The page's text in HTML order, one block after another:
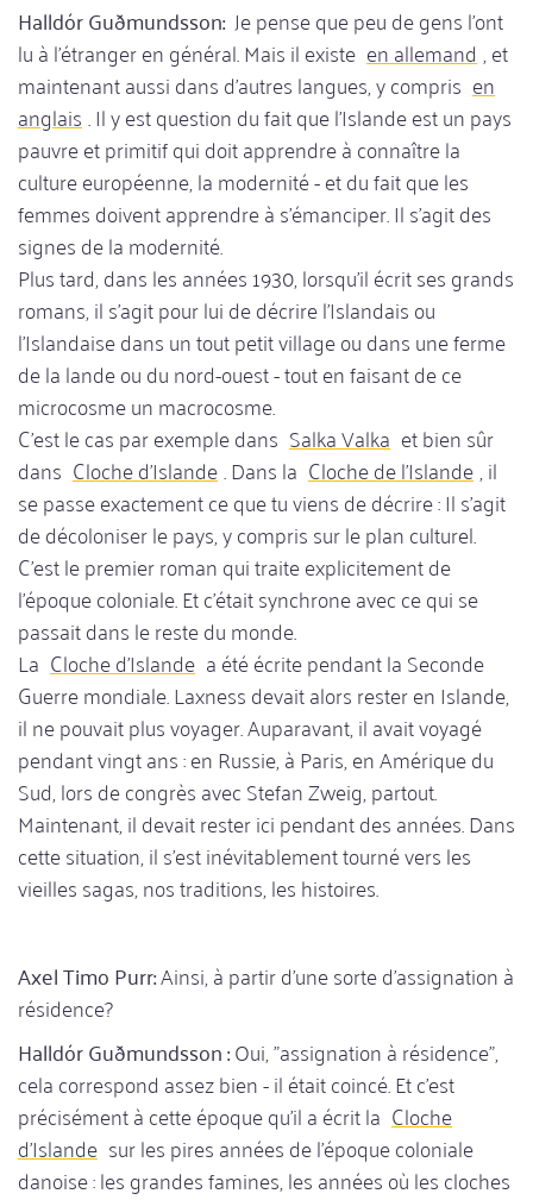
Halldór Guðmundsson: Je pense que peu de gens l'ont
lu à l'étranger en général. Mais il existe en allemand , et
maintenant aussi dans d'autres langues, y compris en
anglais. Il y est question du fait que l'Islande est un pays
pauvre et primitif qui doit apprendre à connaître la
culture européenne, la modernité - et du fait que les
femmes doivent apprendre à s'émanciper. Il s'agit des
signes de la modernité.
Plus tard, dans les années 1930, lorsqu'il écrit ses grands
romans, il s'agit pour lui de décrire l'Islandais ou
l'Islandaise dans un tout petit village ou dans une ferme
de la lande ou du nord-ouest - tout en faisant de ce
microcosme un macrocosme.
C'est le cas par exemple dans Salka Valka et bien sûr
dans Cloche d'Islande. Dans la Cloche de l'Islande, il
se passe exactement ce que tu viens de décrire : Il s'agit
de décoloniser le pays, y compris sur le plan culturel.
C'est le premier roman qui traite explicitement de
l'époque coloniale. Et c'était synchrone avec ce qui se
passait dans le reste du monde.
La Cloche d'Islande a été écrite pendant la Seconde
Guerre mondiale. Laxness devait alors rester en Islande,
il ne pouvait plus voyager. Auparavant, il avait voyagé
pendant vingt ans : en Russie, à Paris, en Amérique du
Sud, lors de congrès avec Stefan Zweig, partout.
Maintenant, il devait rester ici pendant des années. Dans
cette situation, il s'est inévitablement tourné vers les
vieilles sagas, nos traditions, les histoires.
Axel Timo Purr:Ainsi, à partir d'une sorte d'assignation à
résidence?
Halldór Guðmundsson :Oui, "assignation à résidence",
cela correspond assez bien - il était coincé. Et c'est
précisément à cette époque qu'il a écrit la Cloche
d'Islande sur les pires années de l'époque coloniale
danoise : les grandes famines, les années où les cloches